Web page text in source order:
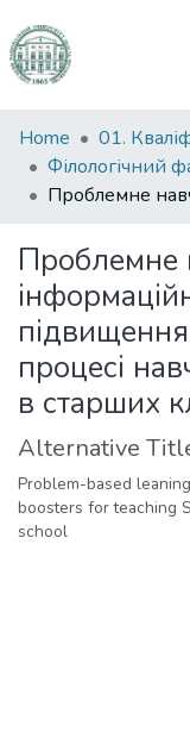
Communities
&
Collections
Statistics
Home
Філологічний
Проблемне
підвищення
процесі
в старших
Alternative
Problem-based
boosters for teaching
school